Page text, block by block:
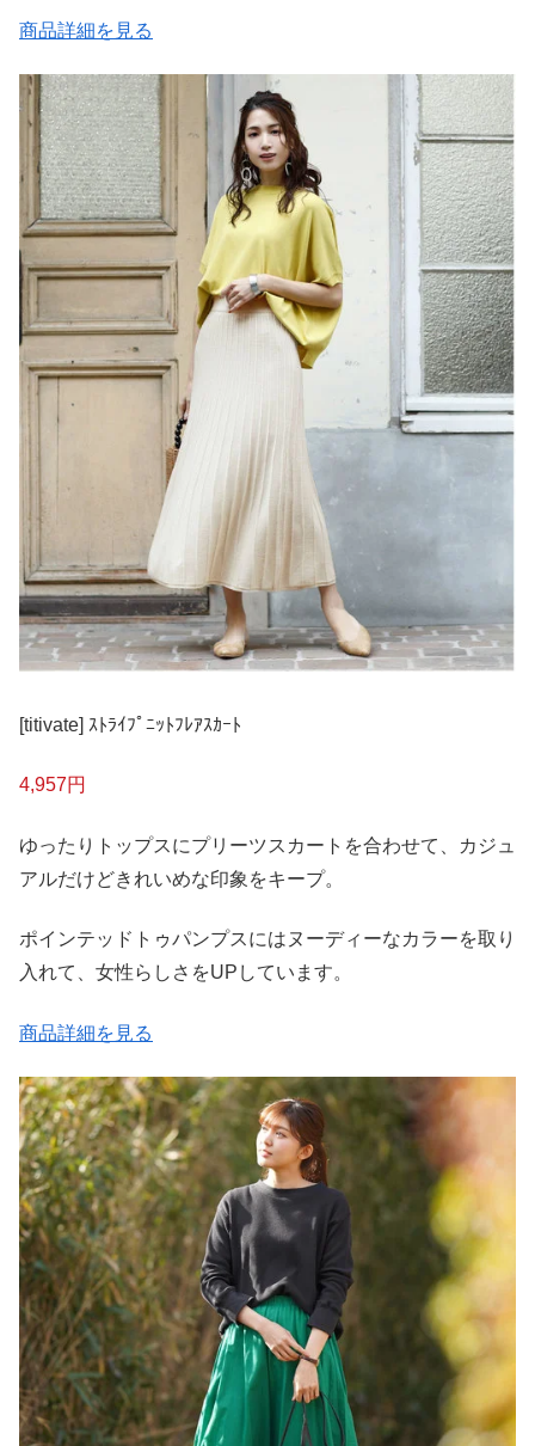
商品詳細を見る
[titivate] ｽﾄﾗｲﾌﾟﾆｯﾄﾌﾚｱｽｶｰﾄ
4,957円
ゆったりトップスにプリーツスカートを合わせて、カジュ
アルだけどきれいめな印象をキープ。
ポインテッドトゥパンプスにはヌーディーなカラーを取り
入れて、女性らしさをUPしています。
商品詳細を見る